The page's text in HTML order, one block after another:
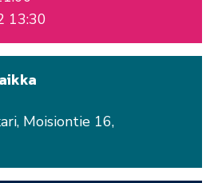
13:30
Moisiontie 16,